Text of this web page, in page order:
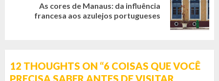
As cores de Manaus: da influência
francesa aos azulejos portugueses
12 THOUGHTS ON “6 COISAS QUE VOCÊ
PRECISA SABER ANTES DE VISITAR